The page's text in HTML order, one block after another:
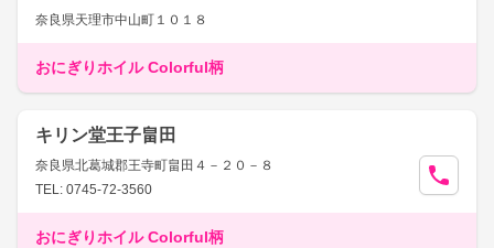
奈良県天理市中山町１０１８
おにぎりホイル Colorful柄
キリン堂王子畠田
奈良県北葛城郡王寺町畠田４－２０－８
TEL: 0745-72-3560
おにぎりホイル Colorful柄